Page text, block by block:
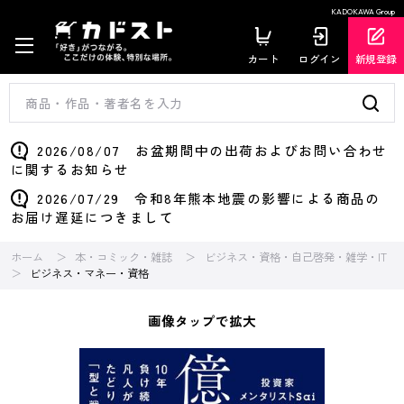
KADOKAWA Group
カート ログイン 新規登録
2026/08/07 お盆期間中の出荷およびお問い合わせ
に関するお知らせ
2026/07/29 令和8年熊本地震の影響による商品の
お届け遅延につきまして
ホーム 本・コミック・雑誌
ビジネス・資格・自己啓発・雑学・IT
ビジネス・マネー・資格
画像タップで拡大